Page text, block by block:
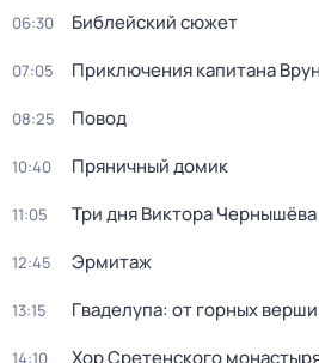
06:30 Библейский сюжет
07:05 Приключения капитана
08:25 Повод
10:40 Пряничный домик
11:05 Три дня Виктора Чернышёва
12:45 Эрмитаж
13:15 Гваделупа: от горных
14:10
Хор Сретенского